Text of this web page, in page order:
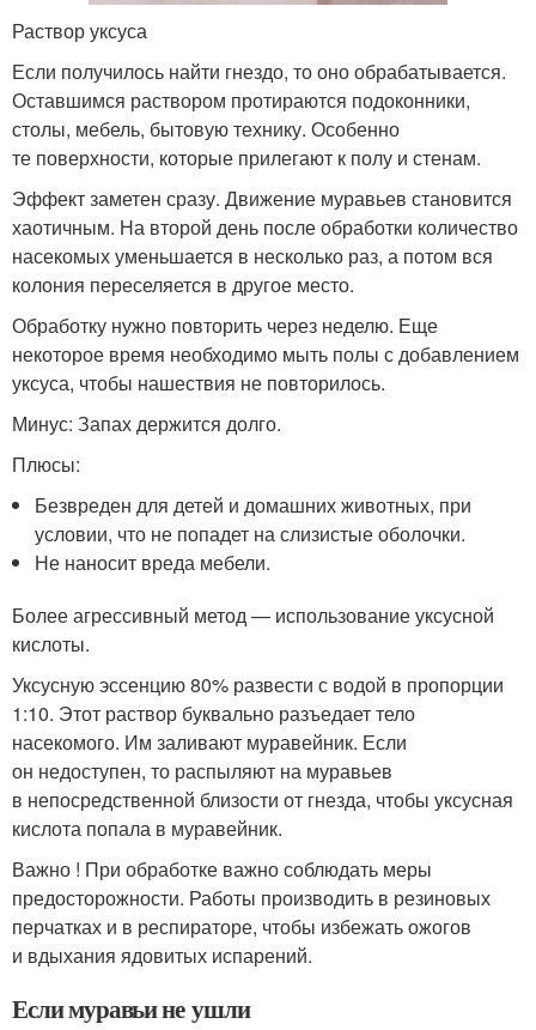
Раствор уксуса
Если получилось найти гнездо, то оно обрабатывается.
Оставшимся раствором протираются подоконники,
столы, мебель, бытовую технику. Особенно
те поверхности, которые прилегают к полу и стенам.
Эффект заметен сразу. Движение муравьев становится
хаотичным. На второй день после обработки количество
насекомых уменьшается в несколько раз, а потом вся
колония переселяется в другое место.
Обработку нужно повторить через неделю. Еще
некоторое время необходимо мыть полы с добавлением
уксуса, чтобы нашествия не повторилось.
Минус: Запах держится долго.
Плюсы:
Безвреден для детей и домашних животных, при
условии, что не попадет на слизистые оболочки.
Не наносит вреда мебели.
Более агрессивный метод — использование уксусной
кислоты.
Уксусную эссенцию 80% развести с водой в пропорции
1:10. Этот раствор буквально разъедает тело
насекомого. Им заливают муравейник. Если
он недоступен, то распыляют на муравьев
в непосредственной близости от гнезда, чтобы уксусная
кислота попала в муравейник.
Важно ! При обработке важно соблюдать меры
предосторожности. Работы производить в резиновых
перчатках и в респираторе, чтобы избежать ожогов
и вдыхания ядовитых испарений.
Если муравьи не ушли